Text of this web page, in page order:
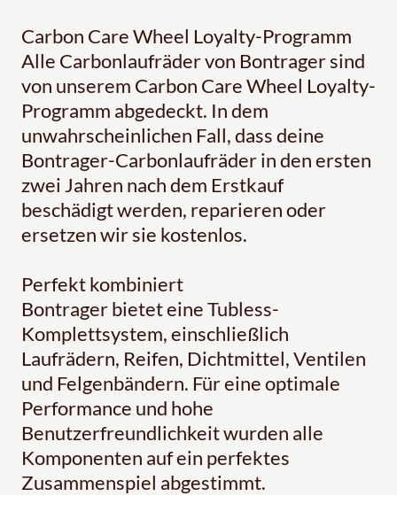
Carbon Care Wheel Loyalty-Programm
Alle Carbonlaufräder von Bontrager sind
von unserem Carbon Care Wheel Loyalty-
Programm abgedeckt. In dem
unwahrscheinlichen Fall, dass deine
Bontrager-Carbonlaufräder in den ersten
zwei Jahren nach dem Erstkauf
beschädigt werden, reparieren oder
ersetzen wir sie kostenlos.
Perfekt kombiniert
Bontrager bietet eine Tubless-
Komplettsystem, einschließlich
Laufrädern, Reifen, Dichtmittel, Ventilen
und Felgenbändern. Für eine optimale
Performance und hohe
Benutzerfreundlichkeit wurden alle
Komponenten auf ein perfektes
Zusammenspiel abgestimmt.